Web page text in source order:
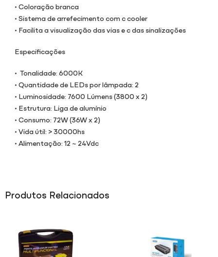
• Coloração branca
• Sistema de arrefecimento com c cooler
• Facilita a visualização das vias e c das sinalizações
Especificações
• Tonalidade: 6000K
• Quantidade de LEDs por lâmpada: 2
• Luminosidade: 7600 Lúmens (3800 x 2)
• Estrutura: Liga de alumínio
• Consumo: 72W (36W x 2)
• Vida útil: > 30000hs
• Alimentação: 12 ~ 24Vdc
Produtos Relacionados